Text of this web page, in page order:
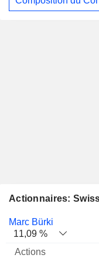
Actionnaires:
Nom Actions
Marc Bürki
11,09 %